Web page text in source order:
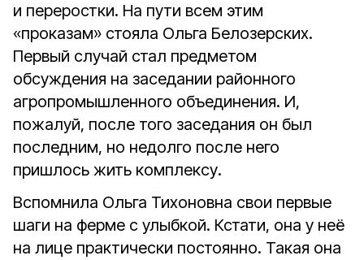
и переростки. На пути всем этим
«проказам» стояла Ольга Белозерских.
Первый случай стал предметом
обсуждения на заседании районного
агропромышленного объединения. И,
пожалуй, после того заседания он был
последним, но недолго после него
пришлось жить комплексу.
Вспомнила Ольга Тихоновна свои первые
шаги на ферме с улыбкой. Кстати, она у неё
на лице практически постоянно. Такая она